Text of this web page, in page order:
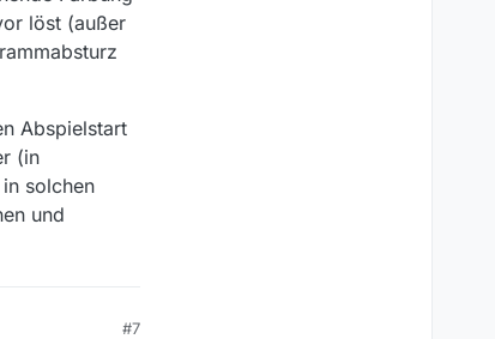
löst (außer
Abspielstart
(in
solchen
und
#7